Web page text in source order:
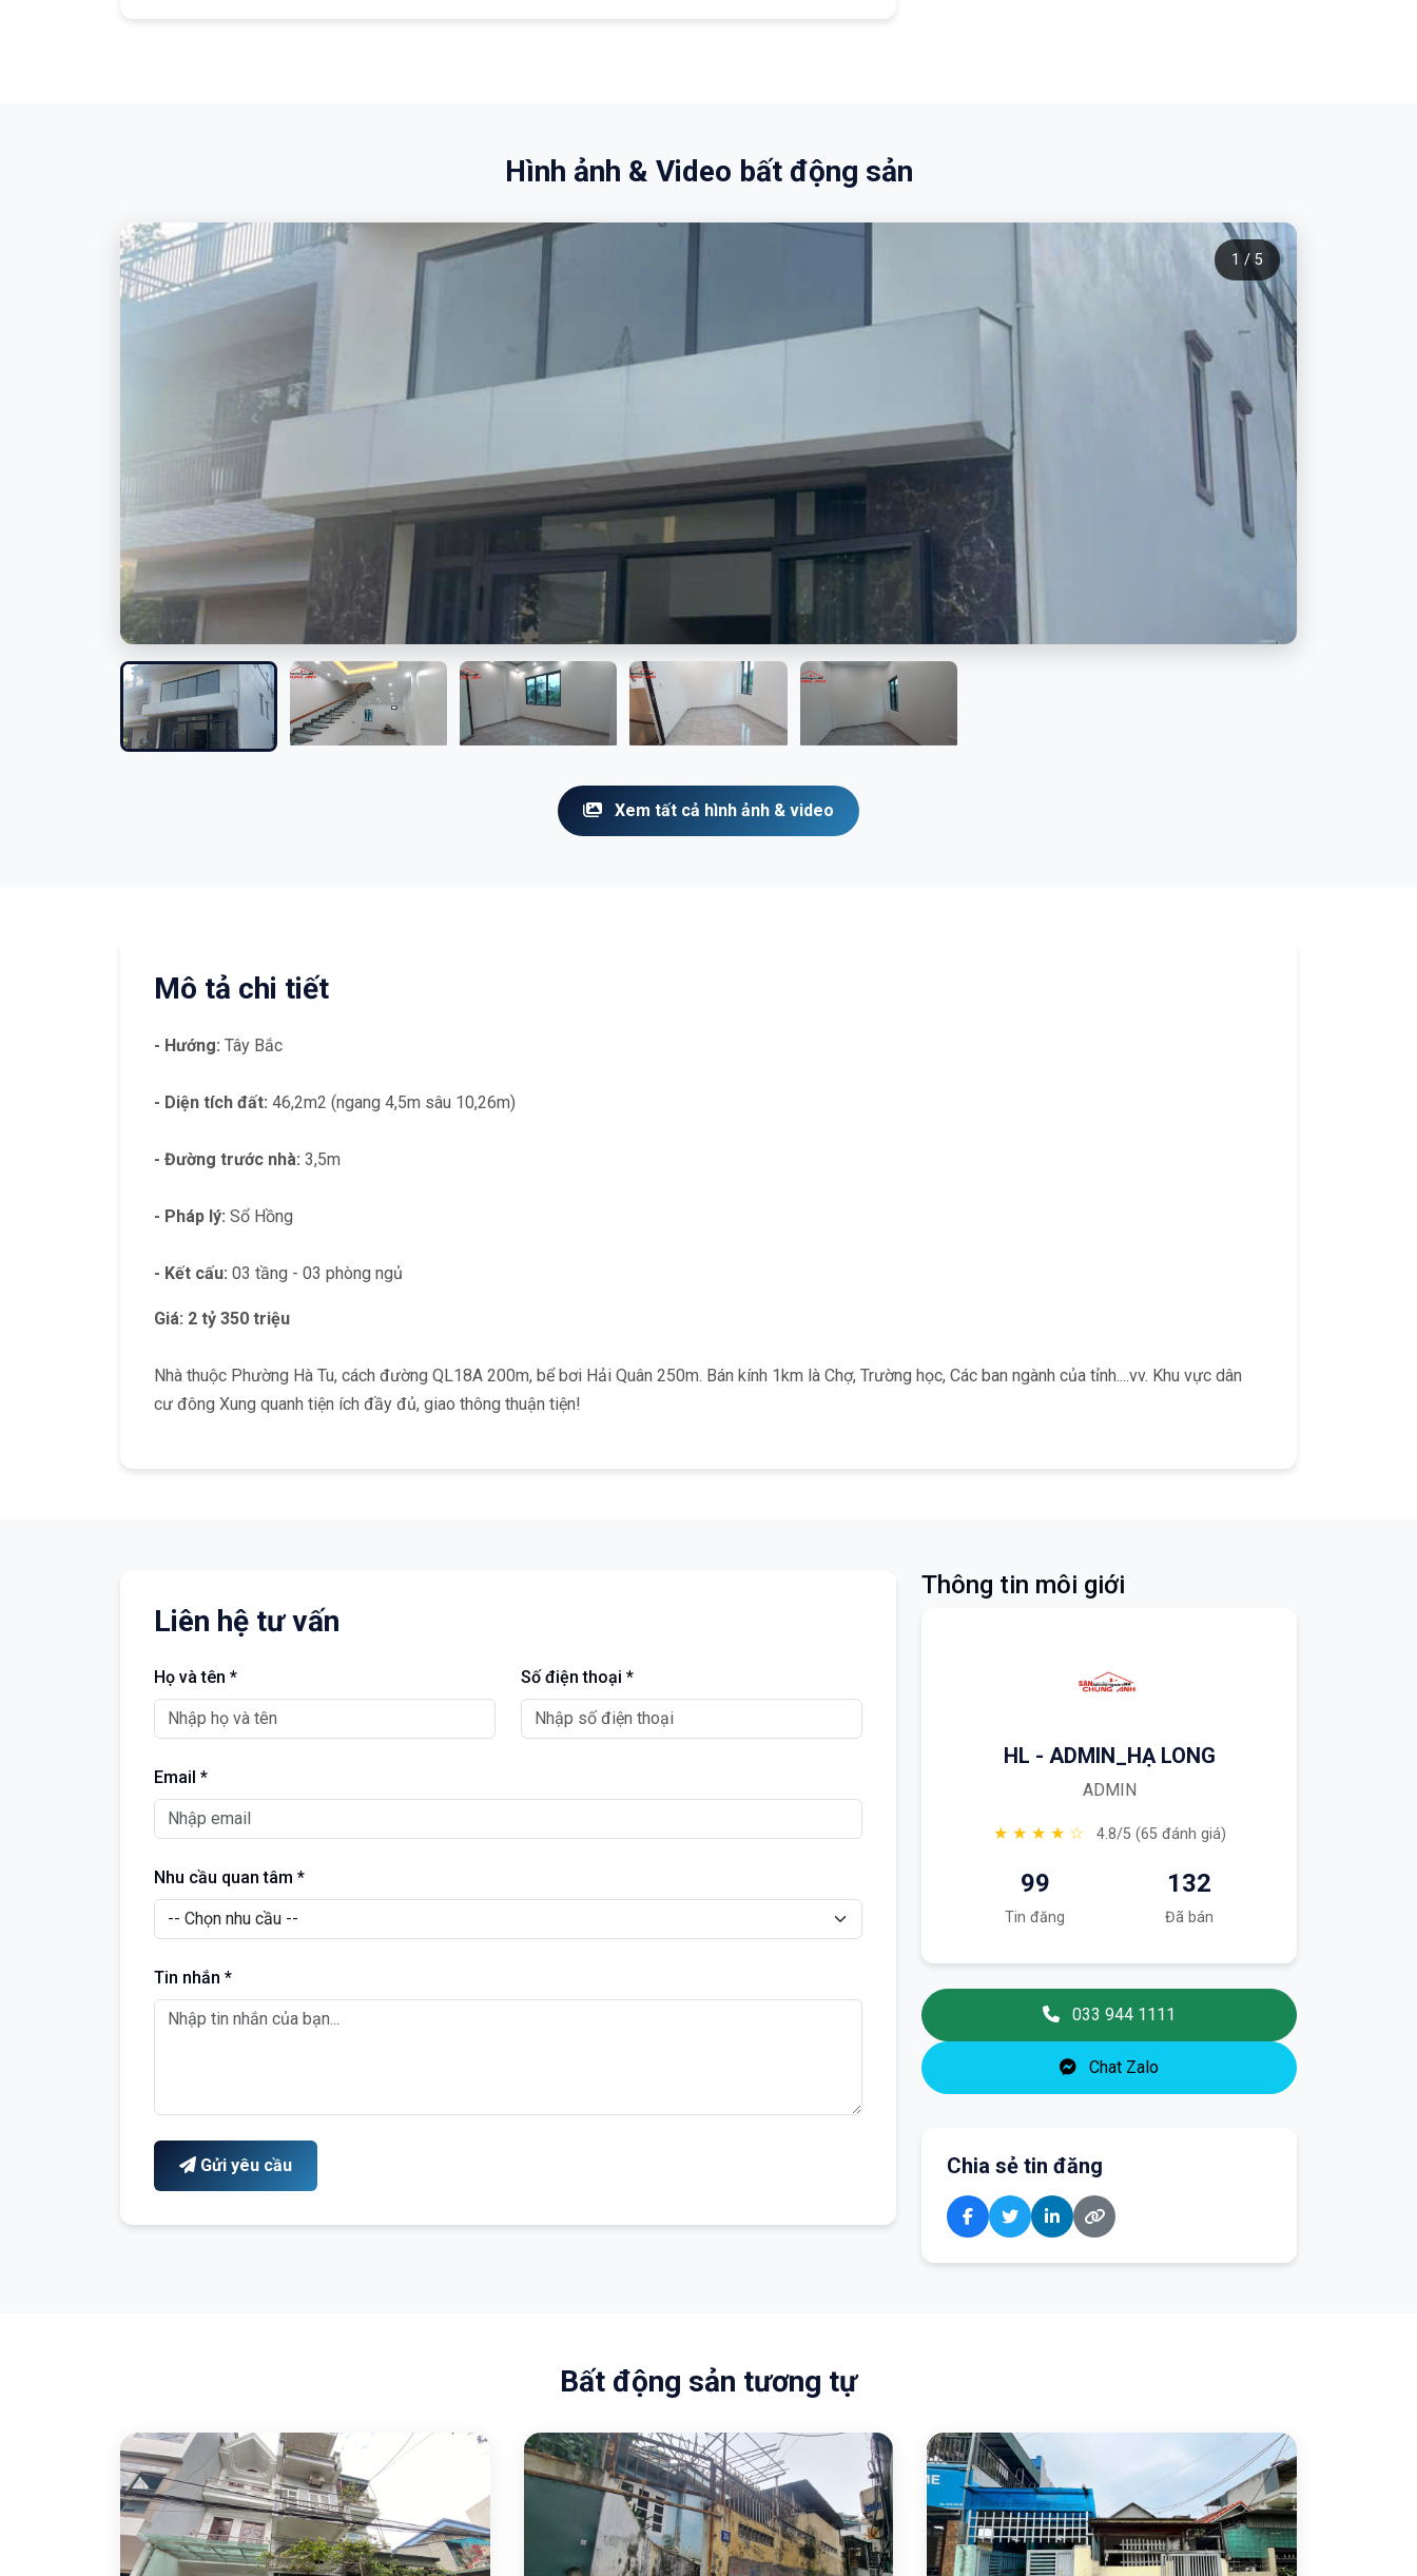
Hình ảnh & Video bất động sản
1 / 5
Xem tất cả hình ảnh & video
Mô tả chi tiết
- Hướng: Tây Bắc
- Diện tích đất: 46,2m2 (ngang 4,5m sâu 10,26m)
- Đường trước nhà: 3,5m
- Pháp lý: Sổ Hồng
- Kết cấu: 03 tầng - 03 phòng ngủ
Giá: 2 tỷ 350 triệu
Nhà thuộc Phường Hà Tu, cách đường QL18A 200m, bể bơi Hải Quân 250m. Bán kính 1km là Chợ, Trường học, Các ban ngành của tỉnh....vv. Khu vực dân
cư đông Xung quanh tiện ích đầy đủ, giao thông thuận tiện!
Liên hệ tư vấn
Họ và tên * Số điện thoại *
Email *
Nhu cầu quan tâm *
Tin nhắn *
Gửi yêu cầu
Thông tin môi giới
HL - ADMIN_HẠ LONG
ADMIN
★ ★ ★ ★ ☆ 4.8/5 (65 đánh giá)
99
Tin đăng
132
Đã bán
033 944 1111
Chat Zalo
Chia sẻ tin đăng
Bất động sản tương tự